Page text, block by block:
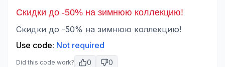
Скидки до -50% на зимнюю коллекцию!
Скидки до -50% на зимнюю коллекцию!
Use code: Not required
Did this code work? 0 0